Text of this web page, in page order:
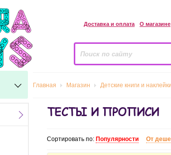
Доставка и оплата О магазине
Главная Магазин Детские книги и наклейки
ТЕСТЫ И ПРОПИСИ
Сортировать по: Популярности От